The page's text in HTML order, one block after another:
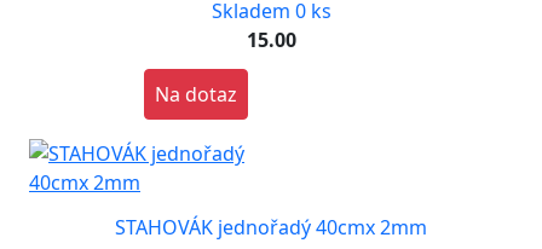
Skladem 0 ks
15.00
Na dotaz
STAHOVÁK jednořadý 40cmx 2mm